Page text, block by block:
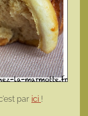
par ici !